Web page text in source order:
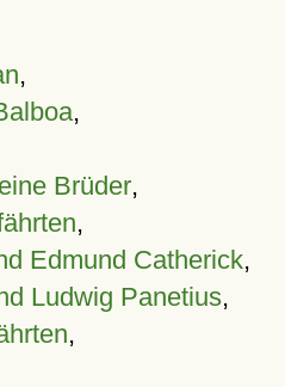
,
,
Brüder,
,
Edmund Catherick,
Ludwig Panetius,
,